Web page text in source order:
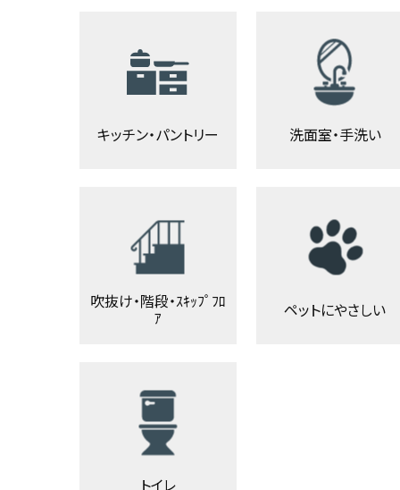
キッチン・パントリー 洗面室・手洗い
吹抜け・階段・ｽｷｯﾌﾟﾌﾛ
ｱ ペットにやさしい
トイレ